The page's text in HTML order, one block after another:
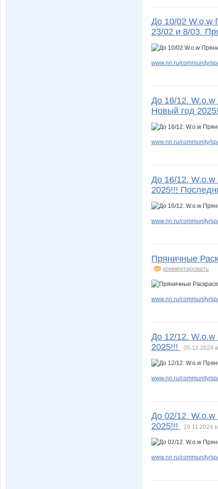
До 10/02 W.о.w
23/02 и 8/03.
www.nn.ru/community/
До 16/12.
Новый год
www.nn.ru/community/
До 16/12.
2025!!!
www.nn.ru/community/
Пряничные
комментировать
www.nn.ru/community/
До 12/12.
2025!!!
05.12.2024
www.nn.ru/community/
До 02/12.
2025!!!
29.11.2024
www.nn.ru/community/